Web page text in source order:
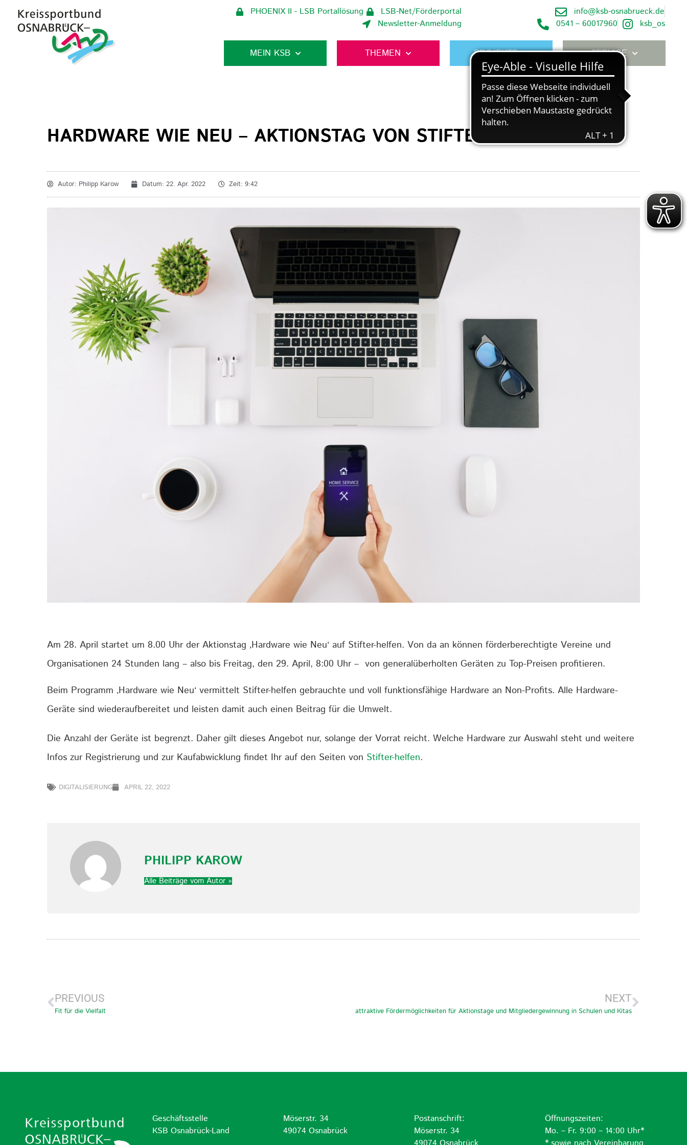
PHOENIX II - LSB Portallösung
LSB-Net/Förderportal
Newsletter-Anmeldung
info@ksb-osnabrueck.de
0541 – 60017960
ksb_os
MEIN KSB THEMEN PROJEKTE SERVICE
HARDWARE WIE NEU – AKTIONSTAG VON STIFTER-HELFEN
Autor: Philipp Karow Datum: 22. Apr. 2022 Zeit: 9:42
Am 28. April startet um 8.00 Uhr der Aktionstag ‚Hardware wie Neu‘ auf Stifter-helfen. Von da an können förderberechtigte Vereine und
Organisationen 24 Stunden lang – also bis Freitag, den 29. April, 8:00 Uhr – von generalüberholten Geräten zu Top-Preisen profitieren.
Beim Programm ‚Hardware wie Neu‘ vermittelt Stifter-helfen gebrauchte und voll funktionsfähige Hardware an Non-Profits. Alle Hardware-
Geräte sind wiederaufbereitet und leisten damit auch einen Beitrag für die Umwelt.
Die Anzahl der Geräte ist begrenzt. Daher gilt dieses Angebot nur, solange der Vorrat reicht. Welche Hardware zur Auswahl steht und weitere
Infos zur Registrierung und zur Kaufabwicklung findet Ihr auf den Seiten von Stifter-helfen.
DIGITALISIERUNG APRIL 22, 2022
PHILIPP KAROW
Alle Beiträge vom Autor »
PREVIOUS
Fit für die Vielfalt
NEXT
attraktive Fördermöglichkeiten für Aktionstage und Mitgliedergewinnung in Schulen und Kitas
Geschäftsstelle
KSB Osnabrück-Land
Möserstr. 34
49074 Osnabrück
Postanschrift:
Möserstr. 34
Öffnungszeiten:
Mo. – Fr. 9:00 – 14:00 Uhr*